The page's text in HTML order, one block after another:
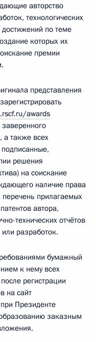
авторство
технологических
по теме
которых их
премии
представления
awards
а также всех
решения
на соискание
наличие права
прилагаемых
автора,
технических отчётов
разработок.
бумажный
к нему всех
регистрации
на сайт
Президенте
заказным